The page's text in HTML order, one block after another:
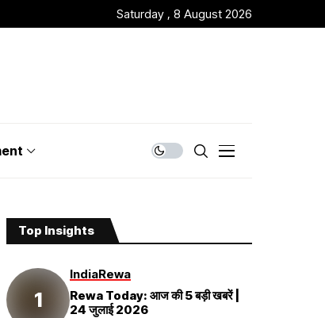
Saturday , 8 August 2026
Top Insights
IndiaRewa
Rewa Today: आज की 5 बड़ी खबरें |
24 जुलाई 2026